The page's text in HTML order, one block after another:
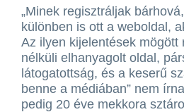
„Minek regisztráljak
különben is ott a weboldal,
Az ilyen kijelentések
nélküli elhanyagolt oldal,
látogatottság, és a keserű
benne a médiában” nem
pedig 20 éve mekkora